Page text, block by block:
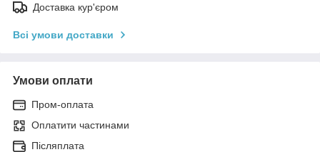
Доставка кур'єром
Всі умови доставки
Умови оплати
Пром-оплата
Оплатити частинами
Післяплата